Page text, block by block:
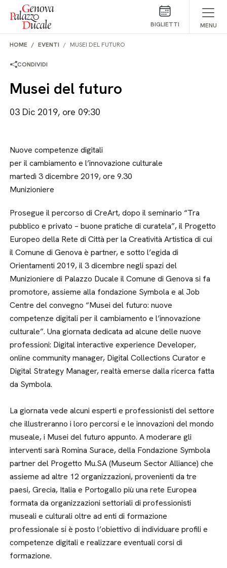
Salta al contenuto
BIGLIETTI MENU
HOME EVENTI MUSEI DEL FUTURO
CONDIVIDI
Musei del futuro
03 Dic 2019, ore 09:30
Nuove competenze digitali
per il cambiamento e l’innovazione culturale
martedì 3 dicembre 2019, ore 9.30
Munizioniere
Prosegue il percorso di CreArt, dopo il seminario “Tra
pubblico e privato – buone pratiche di curatela”, il Progetto
Europeo della Rete di Città per la Creatività Artistica di cui
il Comune di Genova è partner, e sotto l’egida di
Orientamenti 2019, il 3 dicembre negli spazi del
Munizioniere di Palazzo Ducale il Comune di Genova si fa
promotore, assieme alla fondazione Symbola e al Job
Centre del convegno “Musei del futuro: nuove
competenze digitali per il cambiamento e l’innovazione
culturale”. Una giornata dedicata ad alcune delle nuove
professioni: Digital interactive experience Developer,
online community manager, Digital Collections Curator e
Digital Strategy Manager, realtà emerse dalla ricerca fatta
da Symbola.
La giornata vede alcuni esperti e professionisti del settore
che illustreranno i loro percorsi e le innovazioni del mondo
museale, i Musei del futuro appunto. A moderare gli
interventi sarà Romina Surace, della Fondazione Symbola
partner del Progetto Mu.SA (Museum Sector Alliance) che
assieme ad altre 12 organizzazioni, provenienti da tre
paesi, Grecia, Italia e Portogallo più una rete Europea
formata da organizzazioni settoriali di professionisti
museali e culturali oltre ad enti di formazione
professionale si è posto l’obiettivo di individuare profili e
competenze digitali e realizzare eventuali corsi di
formazione.